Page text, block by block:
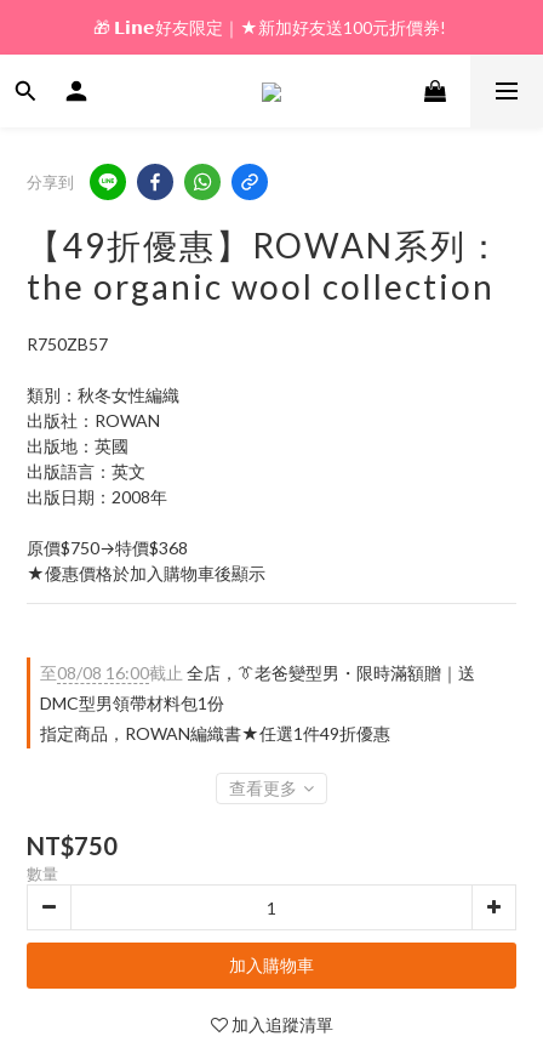
🎁 新好友購物金｜★加入新會員領券送100元!
🎁 𝗟𝗶𝗻𝗲好友限定｜★新加好友送100元折價券!
🎁 新好友購物金｜★加入新會員領券送100元!
分享到
【49折優惠】ROWAN系列：
the organic wool collection
R750ZB57
類別：秋冬女性編織
出版社：ROWAN
出版地：英國
出版語言：英文
出版日期：2008年
原價$750→特價$368
★優惠價格於加入購物車後顯示
至08/08 16:00截止 全店，👔老爸變型男・限時滿額贈｜送
DMC型男領帶材料包1份
指定商品，ROWAN編織書★任選1件49折優惠
查看更多
NT$750
數量
加入購物車
加入追蹤清單